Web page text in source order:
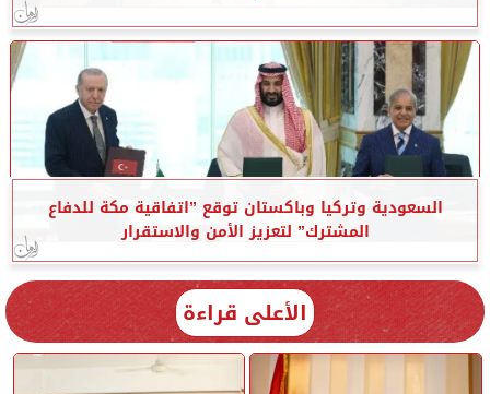
السعودية وتركيا وباكستان توقع ”اتفاقية مكة للدفاع
المشترك” لتعزيز الأمن والاستقرار
الأعلى قراءة